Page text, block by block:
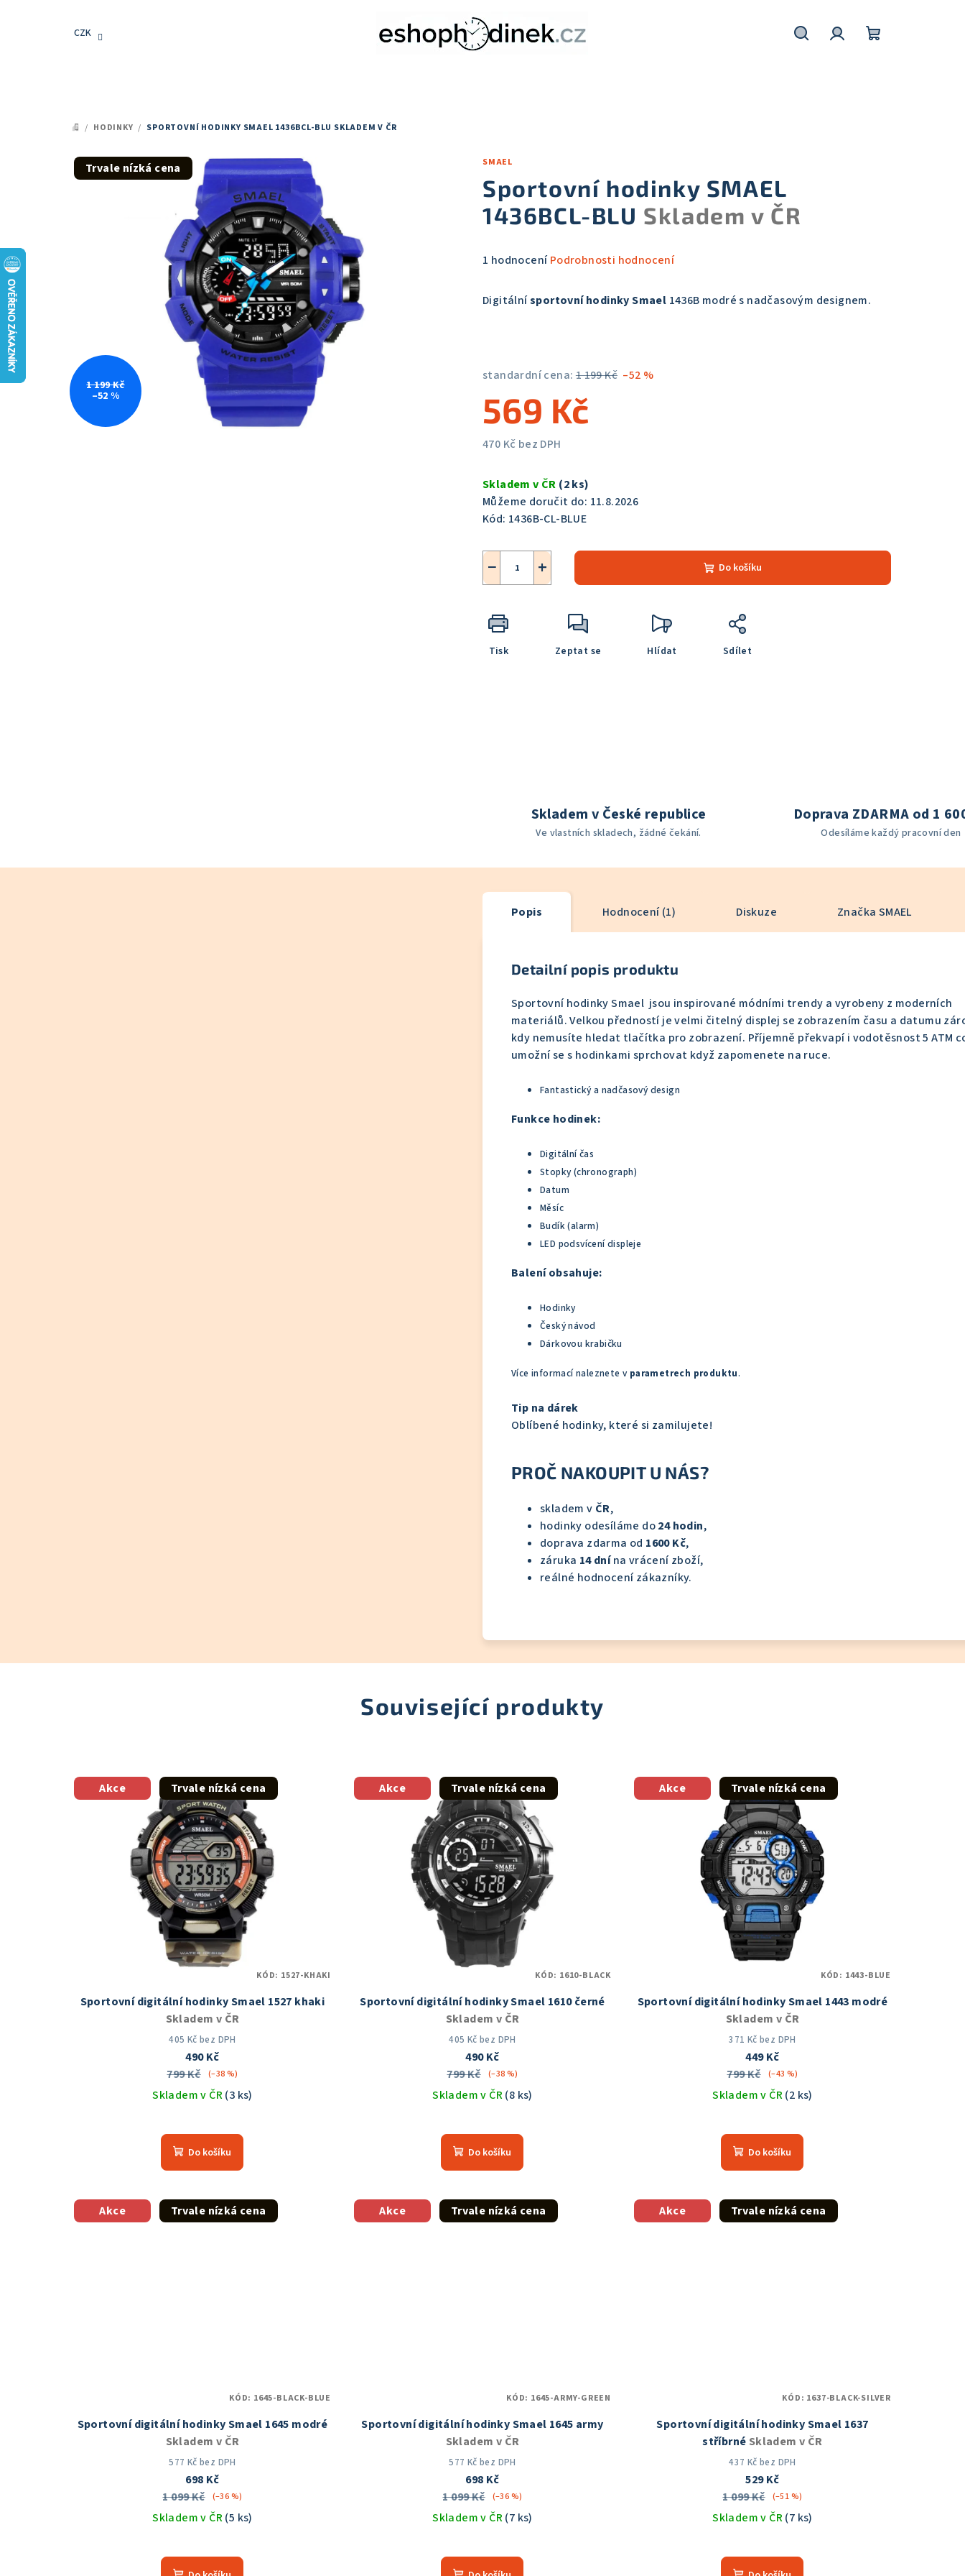
CZK
DOMŮ
/ HODINKY / SPORTOVNÍ HODINKY SMAEL 1436BCL-BLU SKLADEM V ČR
SMAEL
Sportovní hodinky SMAEL
1436BCL-BLU Skladem v ČR
Průměrné
produktu
hvězdiček.
1 hodnocení Podrobnosti hodnocení
Digitálnísportovní hodinky Smael 1436B modré s nadčasovým designem.
standardní cena: 1 199 Kč –52 %
569 Kč
470 Kč bez DPH
cena:
Skladem v ČR (2 ks)
Můžeme doručit do: 11.8.2026
Kód: 1436B-CL-BLUE
+
− Do košíku
Tisk Zeptat se Hlídat Sdílet
Trvale nízká cena
1 199 Kč
–52 %
Skladem v České republice
Ve vlastních skladech, žádné čekání.
Doprava ZDARMA od 1
Odesíláme každý pracovní den
Popis Hodnocení (1) Diskuze Značka SMAEL
Detailní popis produktu
Sportovní hodinky Smael jsou inspirované módními trendy a vyrobeny z moderních
materiálů. Velkou předností je velmi čitelný displej se zobrazením času a datumu
kdy nemusíte hledat tlačítka pro zobrazení. Příjemně překvapí i vodotěsnost 5 ATM
umožní se s hodinkami sprchovat když zapomenete na ruce.
Fantastický a nadčasový design
Funkce hodinek:
Digitální čas
Stopky (chronograph)
Datum
Měsíc
Budík (alarm)
LED podsvícení displeje
Balení obsahuje:
Hodinky
Český návod
Dárkovou krabičku
Více informací naleznete v parametrech produktu.
Tip na dárek
Oblíbené hodinky, které si zamilujete!
PROČ NAKOUPIT U NÁS?
skladem v ČR,
hodinky odesíláme do24 hodin,
doprava zdarma od 1600 Kč,
záruka 14 dnína vrácení zboží,
reálné hodnocení zákazníky.
Související produkty
Akce Trvale nízká cena
Sportovní digitální hodinky Smael 1527 khaki
Skladem v ČR
405 Kč bez DPH
490 Kč
799 Kč
(–38 %)
Skladem v ČR(3 ks)
hodnocení
produktu
je
z
5
Do košíku
KÓD: 1527-KHAKI
Akce Trvale nízká cena
Sportovní digitální hodinky Smael 1610 černé
Skladem v ČR
405 Kč bez DPH
490 Kč
799 Kč
(–38 %)
Skladem v ČR(8 ks)
hodnocení
produktu
je
z
5
Do košíku
KÓD: 1610-BLACK
Akce Trvale nízká cena
Sportovní digitální hodinky Smael 1443 modré
Skladem v ČR
371 Kč bez DPH
449 Kč
799 Kč
(–43 %)
Skladem v ČR(2 ks)
hodnocení
produktu
je
z
5
Do košíku
KÓD: 1443-BLUE
Akce Trvale nízká cena
Sportovní digitální hodinky Smael 1645 modré
Skladem v ČR
577 Kč bez DPH
698 Kč
1 099 Kč
(–36 %)
Skladem v ČR(5 ks)
hodnocení
KÓD: 1645-BLACK-BLUE
Akce Trvale nízká cena
Sportovní digitální hodinky Smael 1645 army
Skladem v ČR
577 Kč bez DPH
698 Kč
1 099 Kč
(–36 %)
Skladem v ČR(7 ks)
hodnocení
KÓD: 1645-ARMY-GREEN
Akce Trvale nízká cena
Sportovní digitální hodinky Smael 1637
stříbrné Skladem v ČR
437 Kč bez DPH
529 Kč
1 099 Kč
(–51 %)
Skladem v ČR(7 ks)
KÓD: 1637-BLACK-SILVER